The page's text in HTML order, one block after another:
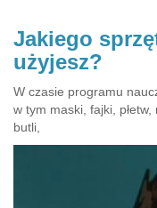
Jakiego
użyjesz?
W czasie programu
w tym maski, fajki,
butli,